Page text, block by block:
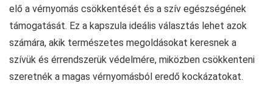
elő a vérnyomás csökkentését és a szív egészségének
támogatását. Ez a kapszula ideális választás lehet azok
számára, akik természetes megoldásokat keresnek a
szívük és érrendszerük védelmére, miközben csökkenteni
szeretnék a magas vérnyomásból eredő kockázatokat.